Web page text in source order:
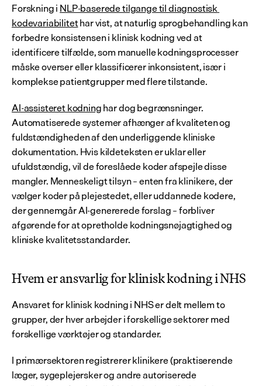
Forskning i NLP-baserede tilgange til diagnostisk
kodevariabilitet har vist, at naturlig sprogbehandling kan
forbedre konsistensen i klinisk kodning ved at
identificere tilfælde, som manuelle kodningsprocesser
måske overser eller klassificerer inkonsistent, især i
komplekse patientgrupper med flere tilstande.
AI-assisteret kodning har dog begrænsninger.
Automatiserede systemer afhænger af kvaliteten og
fuldstændigheden af den underliggende kliniske
dokumentation. Hvis kildeteksten er uklar eller
ufuldstændig, vil de foreslåede koder afspejle disse
mangler. Menneskeligt tilsyn – enten fra klinikere, der
vælger koder på plejestedet, eller uddannede kodere,
der gennemgår AI-genererede forslag – forbliver
afgørende for at opretholde kodningsnøjagtighed og
kliniske kvalitetsstandarder.
Hvem er ansvarlig for klinisk kodning i NHS
Ansvaret for klinisk kodning i NHS er delt mellem to
grupper, der hver arbejder i forskellige sektorer med
forskellige værktøjer og standarder.
I primærsektoren registrerer klinikere (praktiserende
læger, sygeplejersker og andre autoriserede